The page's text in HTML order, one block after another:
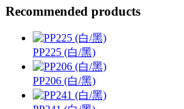
Recommended products
PP225 (白/黑)
PP206 (白/黑)